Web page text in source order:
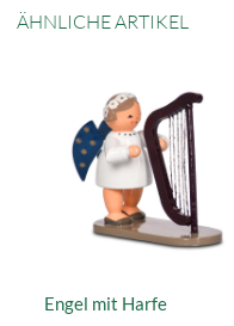
ÄHNLICHE ARTIKEL
Engel mit Harfe